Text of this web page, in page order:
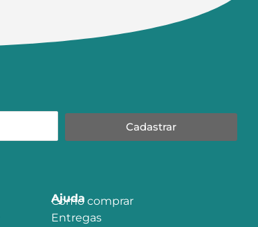
Cadastrar
Ajuda
Como comprar
Entregas